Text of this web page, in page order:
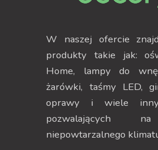
W naszej ofercie
produkty takie jak:
Home, lampy do
żarówki, taśmy LED,
oprawy i wiele
pozwalających
niepowtarzalnego